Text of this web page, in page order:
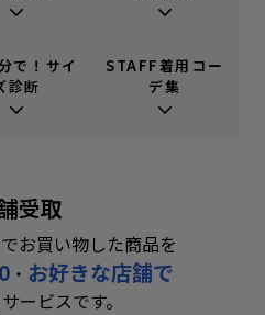
で！サイ
診断
STAFF着用コー
デ集
受取
お買い物した商品を
・ お好きな店舗で
ービスです。